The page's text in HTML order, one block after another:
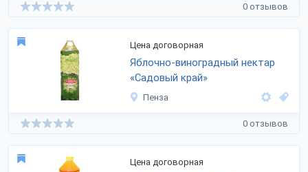
0 отзывов
Цена договорная
Яблочно-виноградный нектар
«Садовый край»
Пенза
0 отзывов
Цена договорная